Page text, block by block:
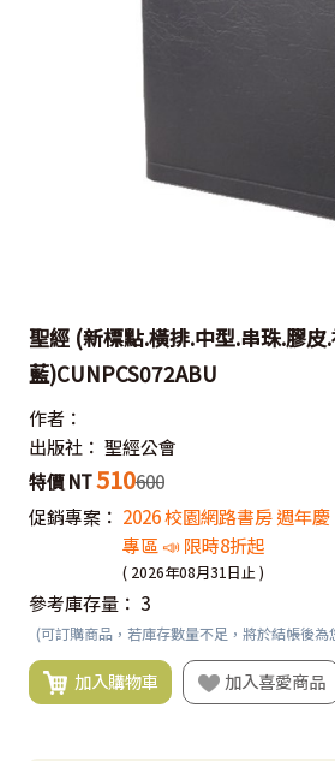
聖經 (新標點.橫排.中型.串珠.膠皮
藍)CUNPCS072ABU
作者：
出版社： 聖經公會
特價 NT510600
促銷專案： 2026 校園網路書房 週年
專區 📣 限時8折起
( 2026年08月31日止 )
參考庫存量： 3
(可訂購商品，若庫存數量不足，將於結帳後為
加入購物車 加入喜愛商品